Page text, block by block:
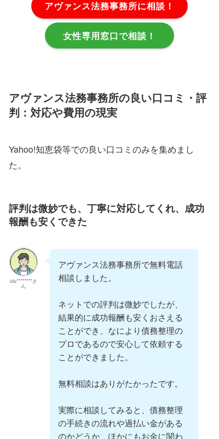
アヴァンス法務事務所に相談！
女性専用窓口で相談！
アヴァンス法務事務所の良い口コミ・評
判：対応や費用の現実
Yahoo!知恵袋等での良い口コミのみを集めまし
た。
評判は微妙でも、丁寧に対応してくれ、成功
報酬も安くできた
ulu********さ
ん
アヴァンス法務事務所で無料電話
相談しました。
ネットでの評判は微妙でしたが、
結果的に成功報酬も安くおさえる
ことができ、なにより債務整理の
プロであるので安心して依頼する
ことができました。
無料相談はありがたかったです。
実際に相談してみると、債務整理
の手続きの流れや過払い金がある
のかどうか、ほかにもお金に関わ